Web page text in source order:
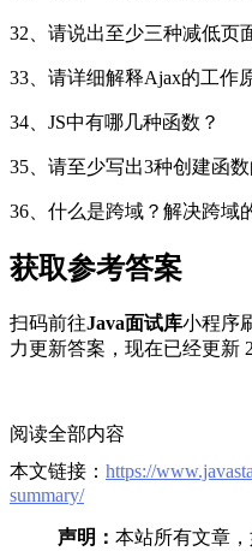
32、请说出至少三种减低页
33、请详细解释Ajax的工作
34、JS中有哪几种函数？
35、请至少写出3种创建函数
36、什么是跨域？解决跨域
获取参考答案
扫码前往Java面试库小程序
力更新答案，现在已经更新
阅读全部内容
本文链接： https://
summary/
声明： 本站所有文章